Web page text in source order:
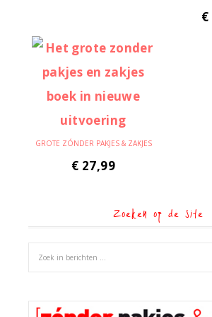
€
GROTE ZÓNDER PAKJES & ZAKJES
€ 27,99
Zoeken op de site